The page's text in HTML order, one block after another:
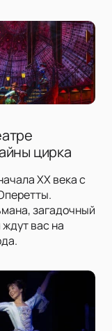
цирка
XX века с
загадочный
вас на